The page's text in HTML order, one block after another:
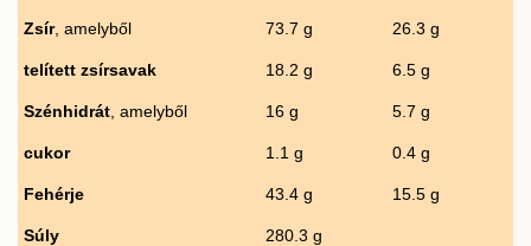
Zsír, amelyből 73.7 g 26.3 g
telített zsírsavak 18.2 g 6.5 g
Szénhidrát , amelyből 16 g 5.7 g
cukor 1.1 g 0.4 g
Fehérje 43.4 g 15.5 g
Súly 280.3 g